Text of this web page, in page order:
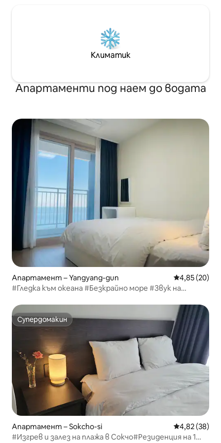
гостите] Четка за зъби, паста за
зъби, гъба за тяло, конци за зъби,
каишка за коса, кърпа (по 2 на човек)
Климатик
Апартаменти под наем до водата
Апартамент – Yangyang-gun Средна
4,85 (20)
#Гледка към океана #Безкрайно море #Звук на
#Ян Ян
Супердомакин
Супердомакин
Апартамент – Sokcho-si Средна
4,82 (38)
#Изгрев и залез на плажа в Сокчо#Резиденция на 1